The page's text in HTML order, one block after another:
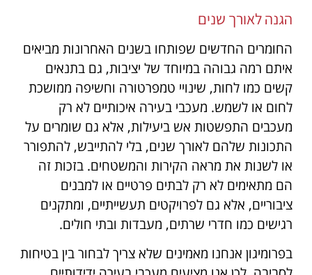
הגנה לאורך שנים
החומרים החדשים שפותחו בשנים האחרונות מביאים
איתם רמה גבוהה במיוחד של יציבות, גם בתנאים
קשים כמו לחות, שינויי טמפרטורה וחשיפה ממושכת
לחום או לשמש. מעכבי בעירה איכותיים לא רק
מעכבים התפשטות אש ביעילות, אלא גם שומרים על
התכונות שלהם לאורך שנים, בלי להתייבש, להתפורר
או לשנות את מראה הקירות והמשטחים. בזכות זה
הם מתאימים לא רק לבתים פרטיים או למבנים
ציבוריים, אלא גם לפרויקטים תעשייתיים, ומתקנים
רגישים כמו חדרי שרתים, מעבדות ובתי חולים.
בפרומיגון אנחנו מאמינים שלא צריך לבחור בין בטיחות